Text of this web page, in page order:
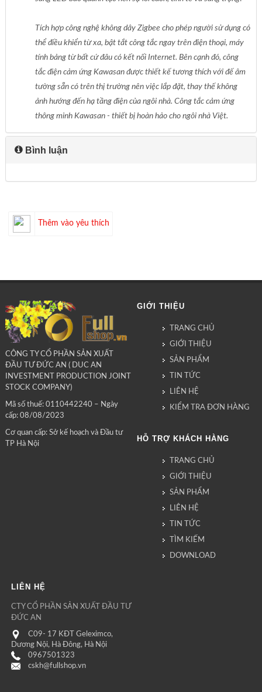
Tích hợp công nghệ không dây Zigbee cho phép người sử dụng có
thể điều khiển từ xa, bật tắt công tắc ngay trên điện thoại, máy
tính bảng từ bất cứ đâu có kết nối Internet. Bên cạnh đó, công
tắc điện cảm ứng Kawasan được thiết kế tương thích với đế âm
tường sẵn có trên thị trường nên việc lắp đặt, thay thế không
ảnh hướng đến hạ tầng điện của ngôi nhà. Công tắc cảm ứng
thông minh Kawasan - thiết bị hoàn hảo cho ngôi nhà Việt.
Bình luận
Thêm vào yêu thích
CÔNG TY CỔ PHẦN SẢN XUẤT
ĐẦU TƯ ĐỨC AN ( DUC AN
INVESTMENT PRODUCTION JOINT
STOCK COMPANY)
Mã số thuế: 0110442240 – Ngày
cấp: 08/08/2023
Cơ quan cấp: Sở kế hoạch và Đầu tư
TP Hà Nội
GIỚI THIỆU
TRANG CHỦ
GIỚI THIỆU
SẢN PHẨM
TIN TỨC
LIÊN HỆ
KIỂM TRA ĐƠN HÀNG
HỖ TRỢ KHÁCH HÀNG
TRANG CHỦ
GIỚI THIỆU
SẢN PHẨM
LIÊN HỆ
TIN TỨC
TÌM KIẾM
DOWNLOAD
LIÊN HỆ
CTY CỔ PHẦN SẢN XUẤT ĐẦU TƯ
ĐỨC AN
C09- 17 KĐT Geleximco,
Dương Nội, Hà Đông, Hà Nội
0967501323
cskh@fullshop.vn